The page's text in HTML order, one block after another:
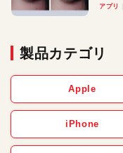
アプリ
製品カテゴリ
Apple
iPhone